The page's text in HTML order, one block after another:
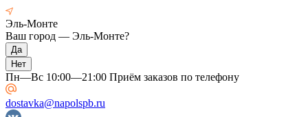
Эль-Монте
Ваш город — Эль-Монте?
Пн—Вс 10:00—21:00 Приём заказов по телефону
dostavka@napolspb.ru